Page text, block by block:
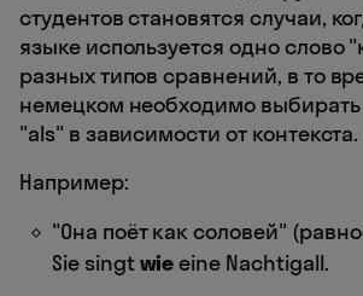
студентов становятся случаи,
языке используется одно слово
разных типов сравнений, в то
немецком необходимо
"als" в зависимости от контекста.
Например:
"Она поёт как соловей"
Sie singtwieeine Nachtigall.